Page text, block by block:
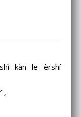
kàn le èrshí